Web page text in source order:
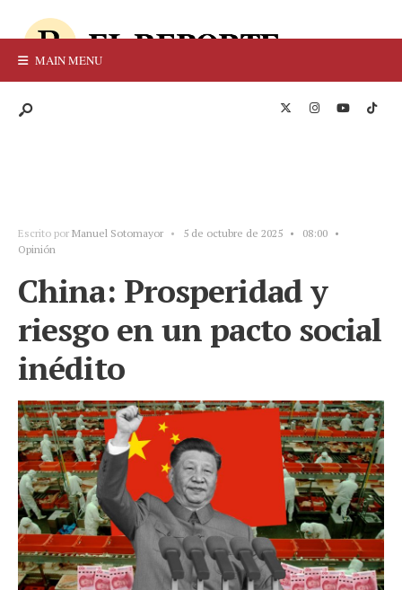
MAIN MENU
Escrito por Manuel Sotomayor • 5 de octubre de 2025 • 08:00 •
Opinión
China: Prosperidad y
riesgo en un pacto social
inédito